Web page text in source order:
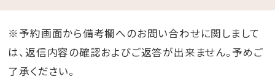
※予約画面から備考欄へのお問い合わせに関しまして
は、返信内容の確認およびご返答が出来ません。予めご
了承ください。